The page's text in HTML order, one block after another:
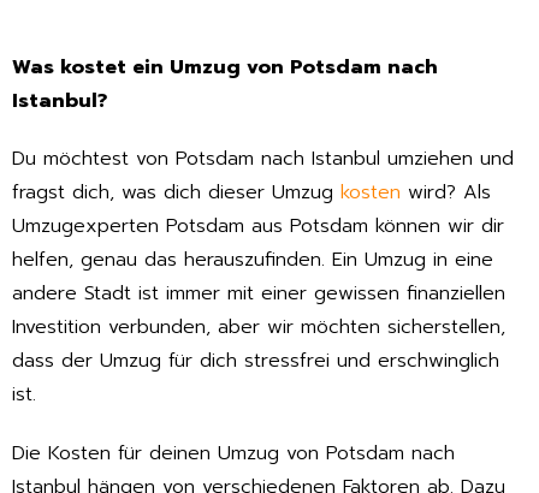
Was kostet ein Umzug von Potsdam nach
Istanbul?
Du möchtest von Potsdam nach Istanbul umziehen und
fragst dich, was dich dieser Umzug kosten wird? Als
Umzugexperten Potsdam aus Potsdam können wir dir
helfen, genau das herauszufinden. Ein Umzug in eine
andere Stadt ist immer mit einer gewissen finanziellen
Investition verbunden, aber wir möchten sicherstellen,
dass der Umzug für dich stressfrei und erschwinglich
ist.
Die Kosten für deinen Umzug von Potsdam nach